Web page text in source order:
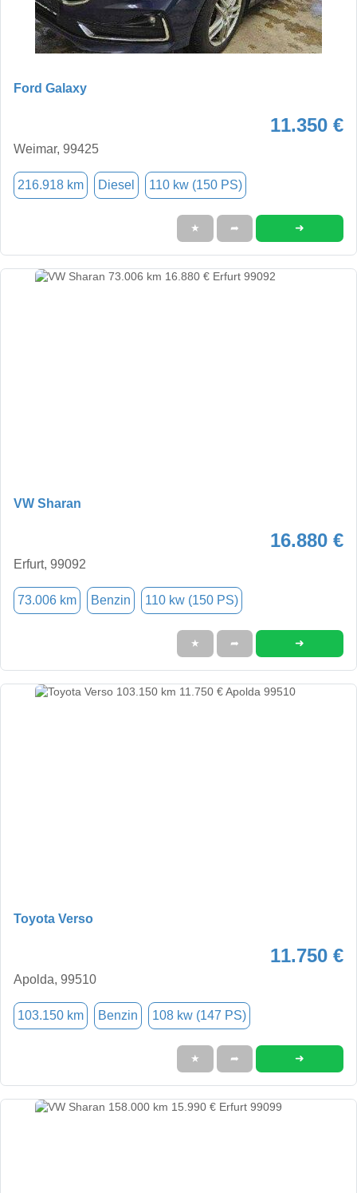
Ford Galaxy
11.350 €
Weimar, 99425
216.918 km Diesel 110 kw (150 PS)
★ ➦ ➜
VW Sharan
16.880 €
Erfurt, 99092
73.006 km Benzin 110 kw (150 PS)
★ ➦ ➜
Toyota Verso
11.750 €
Apolda, 99510
103.150 km Benzin 108 kw (147 PS)
★ ➦ ➜